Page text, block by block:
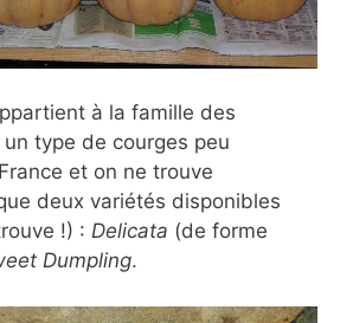
à la famille des
un type de courges peu
et on ne trouve
deux variétés disponibles
!) : Delicata (de forme
Dumpling.